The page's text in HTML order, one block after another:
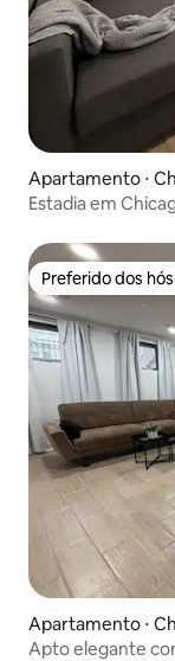
Apartamento ⋅
Estadia em
Preferido dos
Preferido dos
Apartamento ⋅
Apto elegante